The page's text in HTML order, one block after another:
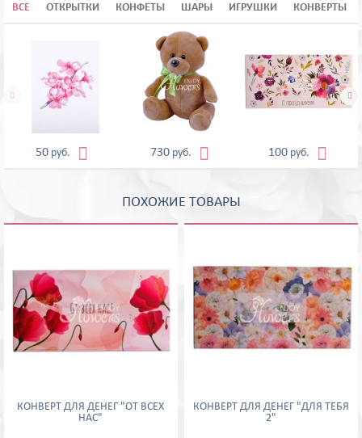
ВСЕ ОТКРЫТКИ КОНФЕТЫ ШАРЫ ИГРУШКИ КОНВЕРТЫ
50 руб.  730 руб.  100 руб. 
 
ПОХОЖИЕ ТОВАРЫ
КОНВЕРТ ДЛЯ ДЕНЕГ "ОТ ВСЕХ
НАС"
КОНВЕРТ ДЛЯ ДЕНЕГ "ДЛЯ ТЕБЯ
2"